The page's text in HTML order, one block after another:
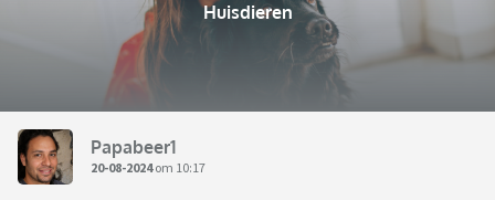
Huisdieren
Papabeer1
20-08-2024om 10:17